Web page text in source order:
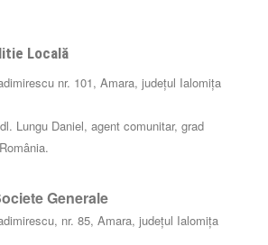
Locală
nr. 101, Amara, județul Ialomița
Lungu Daniel, agent comunitar, grad
Generale
nr. 85, Amara, județul Ialomița